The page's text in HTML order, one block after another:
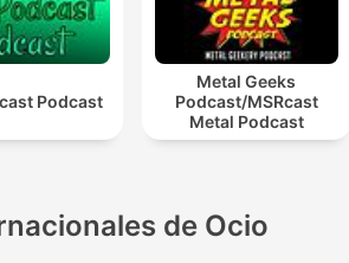
Podcast
Metal Geeks
Podcast/MSRcast
Metal Podcast
de Ocio